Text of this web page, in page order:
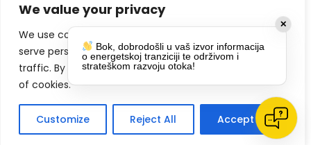
We value your privacy
We use cookies to enhance your browsing experience,
serve personalized ads or content, and analyze our
traffic. By clicking "Accept All", you consent to our use
of cookies.
Customize Reject All Accept All
Klikom na gumb dajete suglasnost za
primanje novosti Pokreta Otoka te se
slažete spolitikom privatnosti.
DRUŠTVENE MREŽE
✕
Bok, dobrodošli u vaš izvor informacija
o energetskoj tranziciji te održivom i
strateškom razvoju otoka!